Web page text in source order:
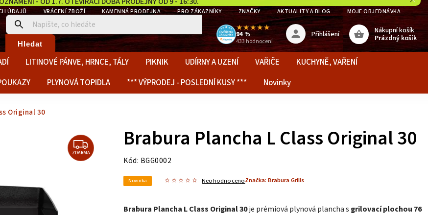
ÚDAJŮ VRÁCENÍ ZBOŽÍ KAMENNÁ PRODEJNA PRO ZÁKAZNÍKY ZNAČKY AKTUALITY A BLOG MOJE OBJEDNÁVKA
Hledat
★★★★★
94 %
433 hodnocení
Nákupní košík
Prázdný košík
Přihlášení
LITINOVÉ PÁNVE, HRNCE, TÁLY PIKNIK UDÍRNY A UZENÍ VAŘIČE
KUCHYNĚ, VAŘENÍ
PLYNOVÁ TOPIDLA *** VÝPRODEJ - POSLEDNÍ KUSY *** Novinky
Original 30
ZDARMA
Brabura Plancha L Class Original 30
Kód: BGG0002
Novinka NeohodnocenoZnačka:Brabura Grills
Brabura Plancha L Class Original 30je prémiová plynová plancha s grilovací plochou 76